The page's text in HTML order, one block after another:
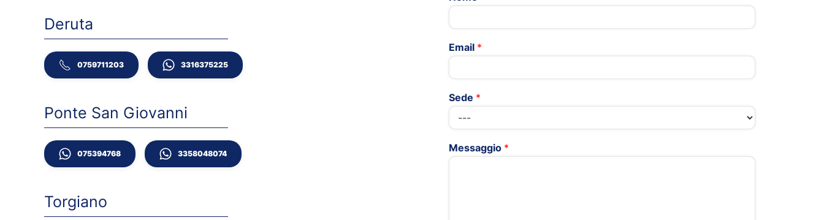
Deruta
0759711203 3316375225
Ponte San Giovanni
075394768 3358048074
Torgiano
Email *
Sede *
Messaggio *